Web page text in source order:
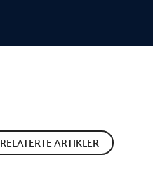
RELATERTE ARTIKLER